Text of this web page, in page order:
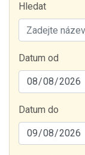
Hledat
Datum od
Datum do